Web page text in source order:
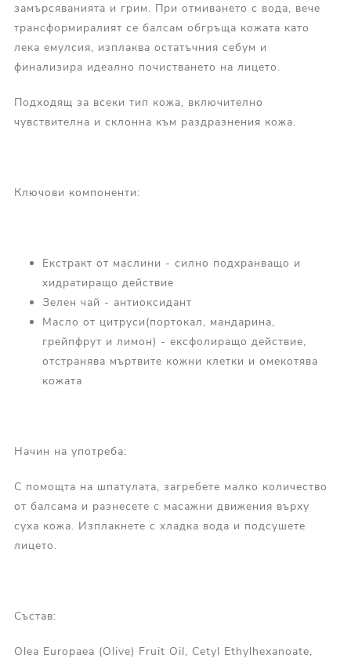
замърсяванията и грим. При отмиването с вода, вече
трансформиралият се балсам обгръща кожата като
лека емулсия, изплаква остатъчния себум и
финализира идеално почистването на лицето.
Подходящ за всеки тип кожа, включително
чувствителна и склонна към раздразнения кожа.
Ключови компоненти:
Екстракт от маслини - силно подхранващо и
хидратиращо действие
Зелен чай - антиоксидант
Масло от цитруси(портокал, мандарина,
грейпфрут и лимон) - ексфолиращо действие,
отстранява мъртвите кожни клетки и омекотява
кожата
Начин на употреба:
С помощта на шпатулата, загребете малко количество
от балсама и разнесете с масажни движения върху
суха кожа. Изплакнете с хладка вода и подсушете
лицето.
Състав:
Olea Europaea (Olive) Fruit Oil, Cetyl Ethylhexanoate,